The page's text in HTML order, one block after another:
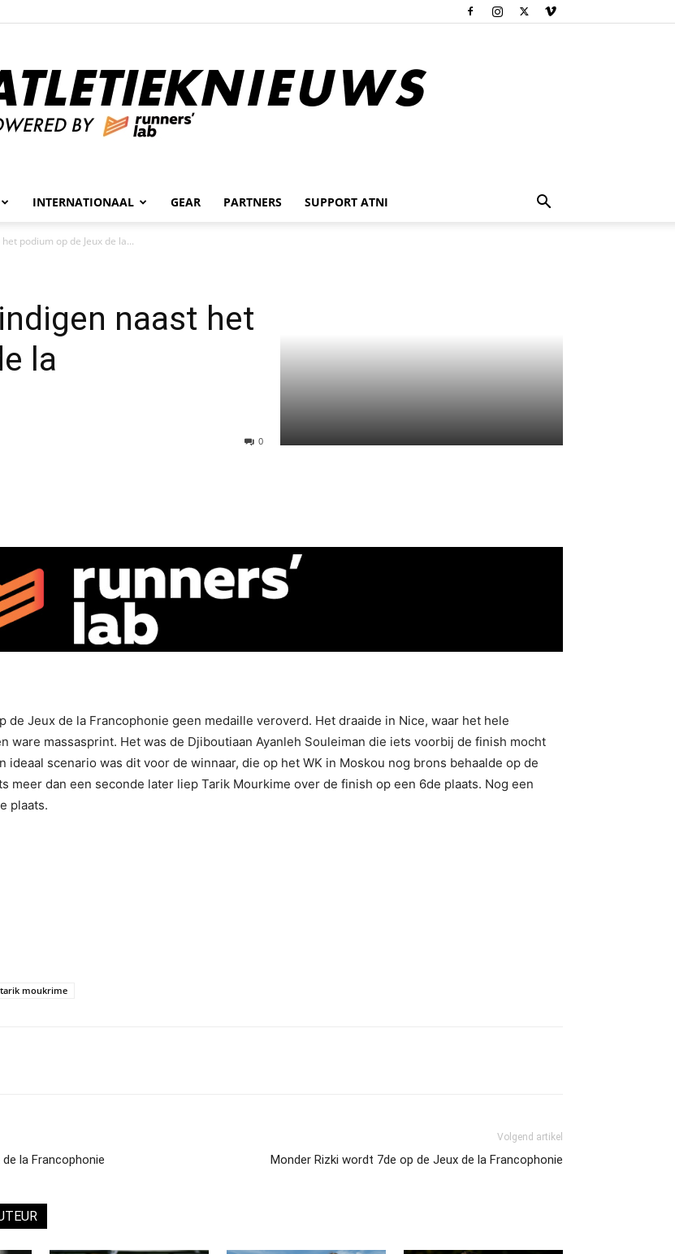
INTERNATIONAAL GEAR PARTNERS SUPPORT ATNI
podium op de Jeux de la...
naast het
la
0
de Jeux de la Francophonie geen medaille veroverd. Het draaide in Nice, waar het hele
ware massasprint. Het was de Djiboutiaan Ayanleh Souleiman die iets voorbij de finish mocht
ideaal scenario was dit voor de winnaar, die op het WK in Moskou nog brons behaalde op de
meer dan een seconde later liep Tarik Mourkime over de finish op een 6de plaats. Nog een
plaats.
tarik moukrime
la Francophonie
Volgend artikel
Monder Rizki wordt 7de op de Jeux de la Francophonie